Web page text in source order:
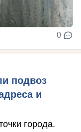
0
подвоз
и
города.